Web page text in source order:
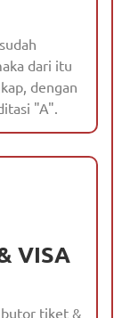
dari itu
dengan
"A".
VISA
tiket &